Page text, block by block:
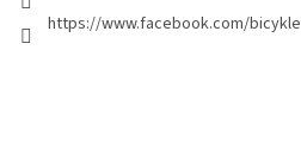
https://www.facebook.com/bicykle